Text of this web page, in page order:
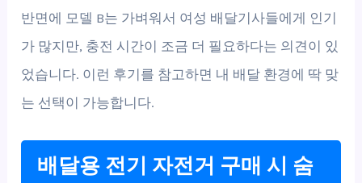
반면에 모델 B는 가벼워서 여성 배달기사들에게 인기
가 많지만, 충전 시간이 조금 더 필요하다는 의견이 있
었습니다. 이런 후기를 참고하면 내 배달 환경에 딱 맞
는 선택이 가능합니다.
배달용 전기 자전거 구매 시 숨